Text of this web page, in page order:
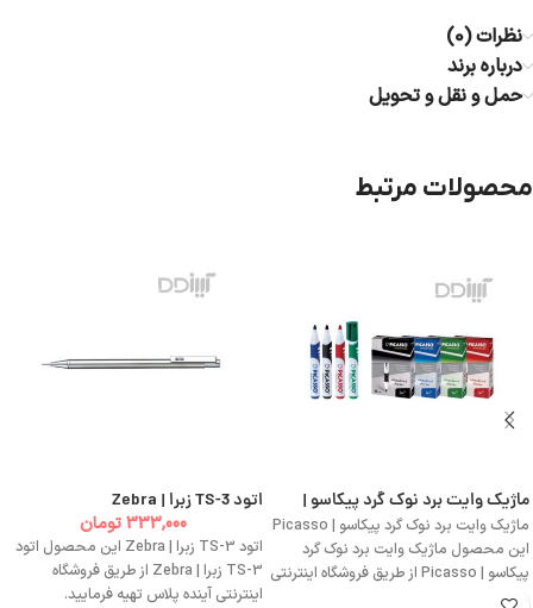
نظرات (0)
درباره برند
حمل و نقل و تحویل
محصولات مرتبط
ماژیک وایت برد نوک گرد پیکاسو |
Picasso
ماژیک وایت برد نوک گرد پیکاسو | Picasso
این محصول ماژیک وایت برد نوک گرد
پیکاسو | Picasso از طریق فروشگاه اینترنتی
اتود TS-3 زبرا | Zebra
333,000تومان
اتود TS-3 زبرا | Zebra این محصول اتود
TS-3 زبرا | Zebra از طریق فروشگاه
اینترنتی آینده پلاس تهیه فرمایید.